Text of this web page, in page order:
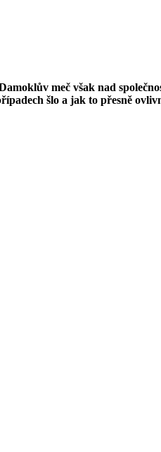
meč však nad
šlo a jak to přesně